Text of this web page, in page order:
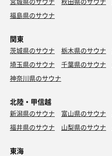
福島県のサウナ
関東
茨城県のサウナ 栃木県のサウナ
埼玉県のサウナ
千葉県のサウナ
神奈川県のサウナ
北陸・甲信越
新潟県のサウナ 富山県のサウナ
福井県のサウナ
山梨県のサウナ
東海